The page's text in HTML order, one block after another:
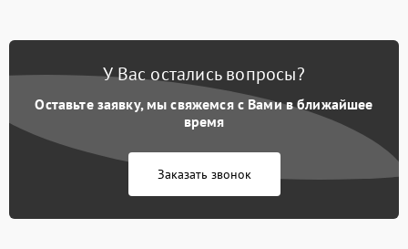
У Вас остались вопросы?
Оставьте заявку, мы свяжемся с Вами в ближайшее
время
Заказать звонок